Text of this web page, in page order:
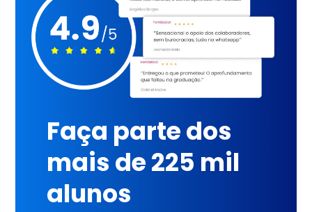
Faça parte dos
mais de 225 mil
alunos